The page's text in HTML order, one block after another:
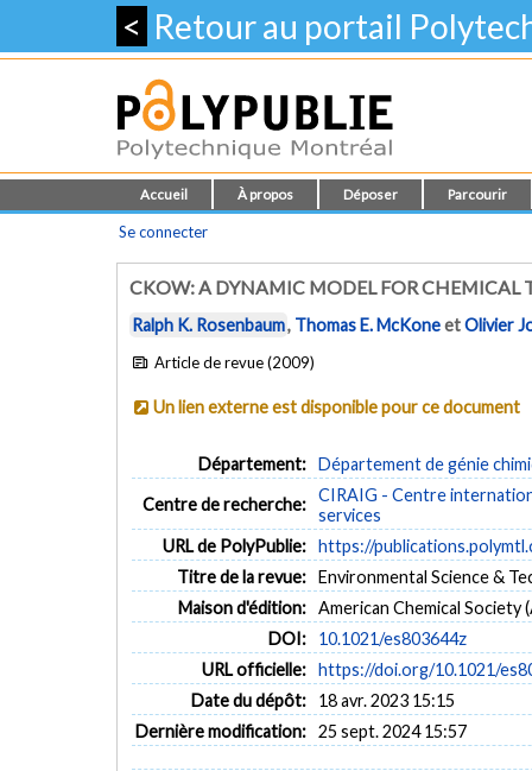
< Retour au portail
Accueil À propos Déposer Parcourir
Se connecter
CKOW: A DYNAMIC MODEL FOR CHEMICAL
Ralph K. Rosenbaum, Thomas E. McKoneetOlivier
Article de revue (2009)
Un lien externe est disponible pour ce document
Département: Département de génie
Centre de recherche: CIRAIG - Centre
services
URL de PolyPublie: https://
Titre de la revue: Environmental Science &
Maison d'édition: American Chemical Society
DOI:
10.1021/es803644z
URL officielle: https://doi.org/10.1021/
Date du dépôt:
18 avr. 2023 15:15
Dernière modification: 25 sept. 2024 15:57